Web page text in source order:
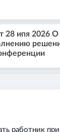
28 ипя 2026 О
работник